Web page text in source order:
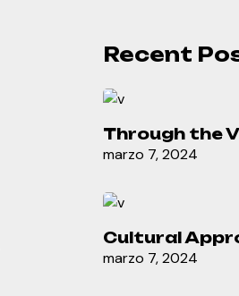
Recent
Through the
marzo 7, 2024
Cultural
marzo 7, 2024